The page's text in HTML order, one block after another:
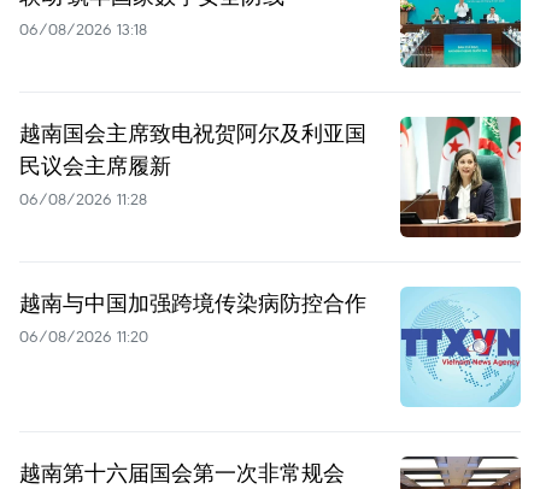
06/08/2026 13:18
越南国会主席致电祝贺阿尔及利亚国
民议会主席履新
06/08/2026 11:28
越南与中国加强跨境传染病防控合作
06/08/2026 11:20
越南第十六届国会第一次非常规会